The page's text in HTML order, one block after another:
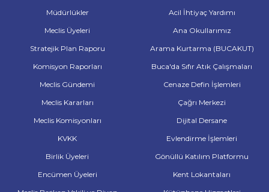
Müdürlükler
Meclis Üyeleri
Stratejik Plan Raporu
Komisyon Raporları
Meclis Gündemi
Meclis Kararları
Meclis Komisyonları
KVKK
Birlik Üyeleri
Encümen Üyeleri
Acil İhtiyaç Yardımı
Ana Okullarımız
Arama Kurtarma (BUCAKUT)
Buca'da Sıfır Atık Çalışmaları
Cenaze Defin İşlemleri
Çağrı Merkezi
Dijital Dersane
Evlendirme İşlemleri
Gönüllü Katılım Platformu
Kent Lokantaları